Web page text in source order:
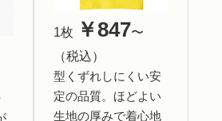
1枚 ￥847〜
（税込）
型くずれしにくい安
定の品質。ほどよい
生地の厚みで着心地